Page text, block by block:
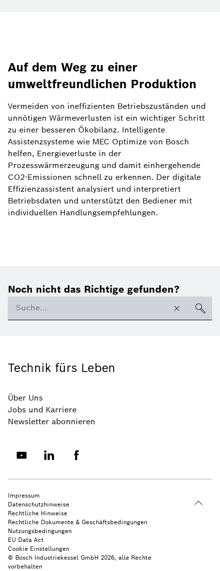
Auf dem Weg zu einer
umweltfreundlichen Produktion
Vermeiden von ineffizienten Betriebszuständen und
unnötigen Wärmeverlusten ist ein wichtiger Schritt
zu einer besseren Ökobilanz. Intelligente
Assistenzsysteme wie MEC Optimize von Bosch
helfen, Energieverluste in der
Prozesswärmerzeugung und damit einhergehende
CO2-Emissionen schnell zu erkennen. Der digitale
Effizienzassistent analysiert und interpretiert
Betriebsdaten und unterstützt den Bediener mit
individuellen Handlungsempfehlungen.
Noch nicht das Richtige gefunden?
Technik fürs Leben
Über Uns
Jobs und Karriere
Newsletter abonnieren
© Bosch Industriekessel GmbH 2026, alle Rechte
vorbehalten
Impressum
Datenschutzhinweise
Rechtliche Hinweise
Rechtliche Dokumente & Geschäftsbedingungen
Nutzungsbedingungen
EU Data Act
Cookie Einstellungen